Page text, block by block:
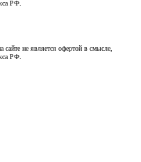
РФ.
сайте не является офертой в смысле,
РФ.